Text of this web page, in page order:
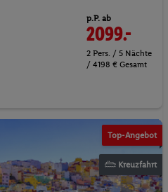
p.P. ab
2099.-
2 Pers. / 5 Nächte
/ 4198 € Gesamt
Top-Angebot
Kreuzfahrt